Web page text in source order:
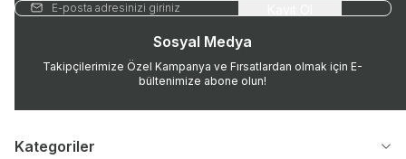
Sosyal Medya
Takipçilerimize Özel Kampanya ve Fırsatlardan olmak için E-
bültenimize abone olun!
Kategoriler